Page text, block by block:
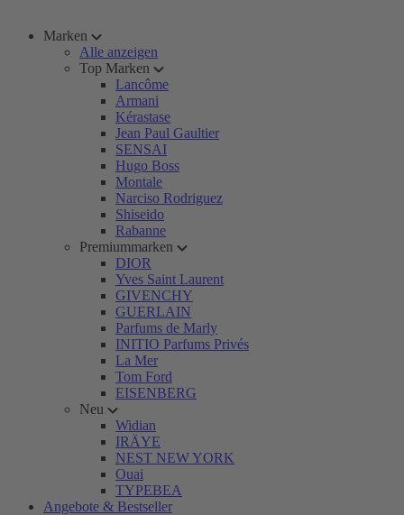
Marken
Alle anzeigen
Top Marken
Lancôme
Armani
Kérastase
Jean Paul Gaultier
SENSAI
Hugo Boss
Montale
Narciso Rodriguez
Shiseido
Rabanne
Premiummarken
DIOR
Yves Saint Laurent
GIVENCHY
GUERLAIN
Parfums de Marly
INITIO Parfums Privés
La Mer
Tom Ford
EISENBERG
Neu
Widian
IRÄYE
NEST NEW YORK
Ouai
TYPEBEA
Angebote & Bestseller